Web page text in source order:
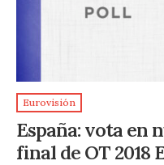
Eurovisión
España: vota en
final de OT 2018